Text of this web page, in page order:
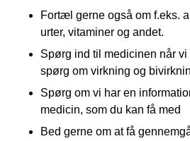
Fortæl gerne også om f.eks.
urter, vitaminer og andet.
Spørg ind til medicinen når
spørg om virkning og
Spørg om vi har en
medicin, som du kan få med
Bed gerne om at få